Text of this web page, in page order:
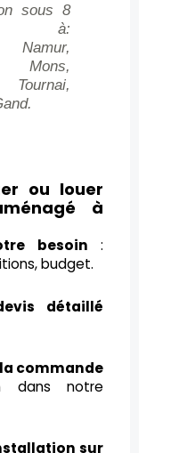
sous 8
à:
Namur,
Tournai,
ou louer
à
besoin :
budget.
détaillé
commande
dans notre
sur